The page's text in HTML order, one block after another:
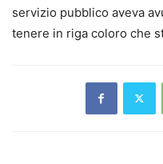
servizio pubblico aveva
tenere in riga coloro che